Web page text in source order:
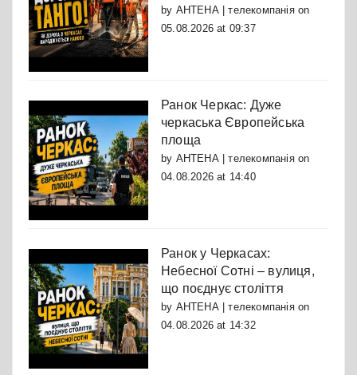
by АНТЕНА | телекомпаніяon
05.08.2026 at 09:37
Ранок Черкас: Дуже
черкаська Європейська
площа
by АНТЕНА | телекомпаніяon
04.08.2026 at 14:40
Ранок у Черкасах:
Небесної Сотні – вулиця,
що поєднує століття
by АНТЕНА | телекомпаніяon
04.08.2026 at 14:32